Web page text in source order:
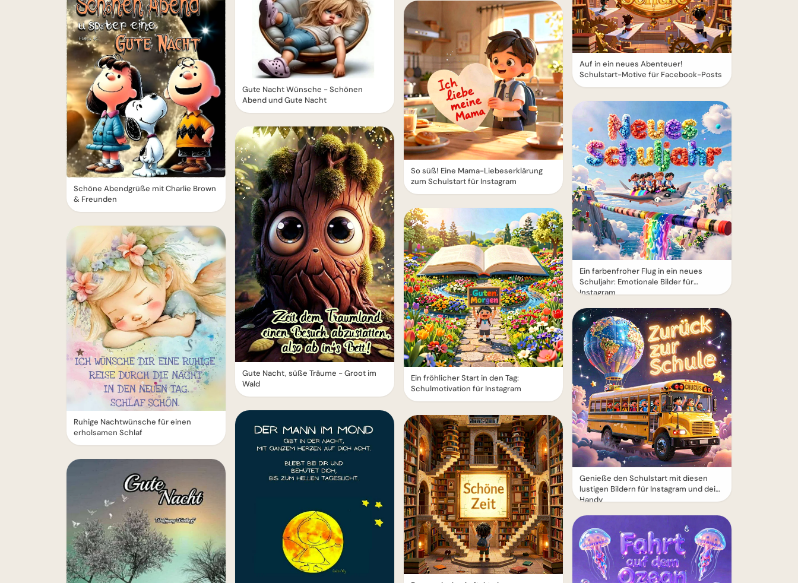
Schöne Abendgrüße mit Charlie Brown
& Freunden
Ruhige Nachtwünsche für einen
erholsamen Schlaf
Gute Nacht Wünsche - Schönen
Abend und Gute Nacht
Gute Nacht, süße Träume - Groot im
Wald
So süß! Eine Mama-Liebeserklärung
zum Schulstart für Instagram
Ein fröhlicher Start in den Tag:
Schulmotivation für Instagram
Auf in ein neues Abenteuer!
Schulstart-Motive für Facebook-Posts
Ein farbenfroher Flug in ein neues
Schuljahr: Emotionale Bilder für
Instagram
Genieße den Schulstart mit diesen
lustigen Bildern für Instagram und dein
Handy